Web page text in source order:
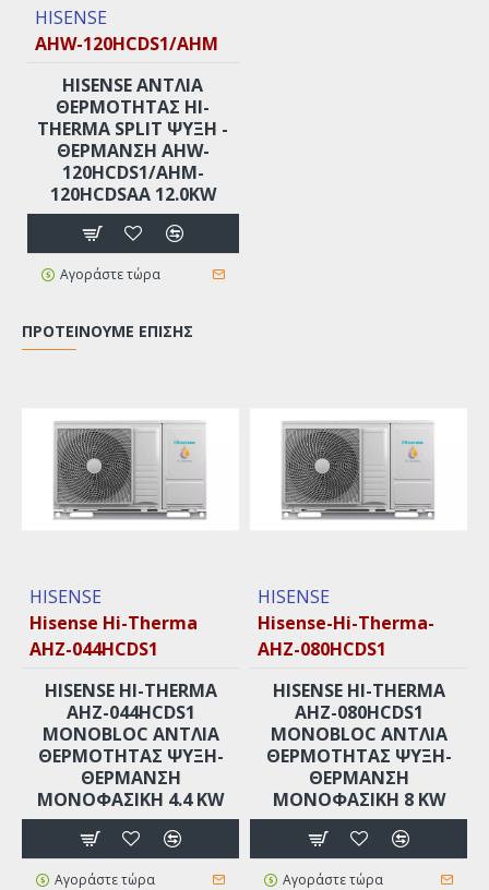
HISENSE
AHW-120HCDS1/AHM
HISENSE ΑΝΤΛΊΑ
ΘΕΡΜΌΤΗΤΑΣ HI-
THERMA SPLIT ΨΎΞΗ -
ΘΈΡΜΑΝΣΗ AHW-
120HCDS1/AHM-
120HCDSAA 12.0KW
Αγοράστε τώρα
ΠΡΟΤΕΊΝΟΥΜΕ ΕΠΊΣΗΣ
HISENSE
Hisense Hi-Therma
AHZ-044HCDS1
HISENSE HI-THERMA
AHZ-044HCDS1
MONOBLOC ΑΝΤΛΊΑ
ΘΕΡΜΌΤΗΤΑΣ ΨΎΞΗ-
ΘΈΡΜΑΝΣΗ
ΜΟΝΟΦΑΣΙΚΉ 4.4 KW
Αγοράστε τώρα
HISENSE
Hisense-Hi-Therma-
AHZ-080HCDS1
HISENSE HI-THERMA
AHZ-080HCDS1
MONOBLOC ΑΝΤΛΊΑ
ΘΕΡΜΌΤΗΤΑΣ ΨΎΞΗ-
ΘΈΡΜΑΝΣΗ
ΜΟΝΟΦΑΣΙΚΉ 8 KW
Αγοράστε τώρα